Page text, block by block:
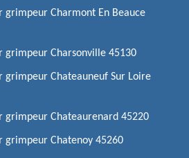
grimpeur Charmont En Beauce
grimpeur Charsonville 45130
grimpeur Chateauneuf Sur Loire
grimpeur Chateaurenard 45220
grimpeur Chatenoy 45260